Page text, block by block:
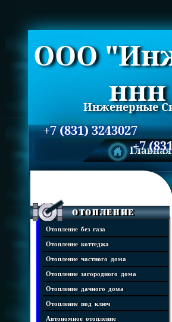
ООО
Инженерные
+7 (831) 3243027
+7
Главная
Отопление
Отопление без газа
Отопление коттеджа
Отопление частного дома
Отопление загородного дома
Отопление дачного дома
Отопление под ключ
Автономное отопление